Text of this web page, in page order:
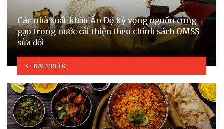
Các nhà xuất khẩu Ấn Độ kỳ vọng nguồn cung
gạo trong nước cải thiện theo chính sách OMSS
sửa đổi
BÀI TRƯỚC